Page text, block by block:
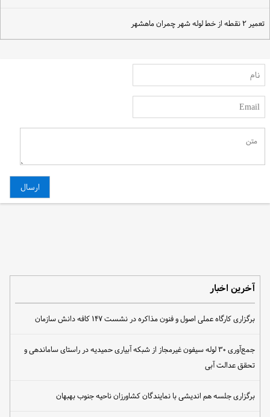
تعمیر ۲ نقطه از خط لوله شهر چمران ماهشهر
آخرین اخبار
برگزاری کارگاه عملی اصول و فنون مذاکره در نشست ۱۴۷ کافه دانش سازمان
جمع‌آوری ۳۰ لوله سیفون غیرمجاز از شبکه آبیاری حمیدیه در راستای ساماندهی و
تحقق عدالت آبی
برگزاری جلسه هم اندیشی با نمایندگان کشاورزان ناحیه جنوب بهبهان